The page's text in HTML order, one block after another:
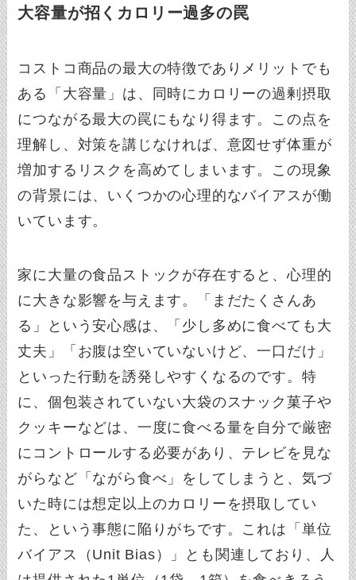
大容量が招くカロリー過多の罠
コストコ商品の最大の特徴でありメリットでも
ある「大容量」は、同時にカロリーの過剰摂取
につながる最大の罠にもなり得ます。この点を
理解し、対策を講じなければ、意図せず体重が
増加するリスクを高めてしまいます。この現象
の背景には、いくつかの心理的なバイアスが働
いています。
家に大量の食品ストックが存在すると、心理的
に大きな影響を与えます。「まだたくさんあ
る」という安心感は、「少し多めに食べても大
丈夫」「お腹は空いていないけど、一口だけ」
といった行動を誘発しやすくなるのです。特
に、個包装されていない大袋のスナック菓子や
クッキーなどは、一度に食べる量を自分で厳密
にコントロールする必要があり、テレビを見な
がらなど「ながら食べ」をしてしまうと、気づ
いた時には想定以上のカロリーを摂取してい
た、という事態に陥りがちです。これは「単位
バイアス（Unit Bias）」とも関連しており、人